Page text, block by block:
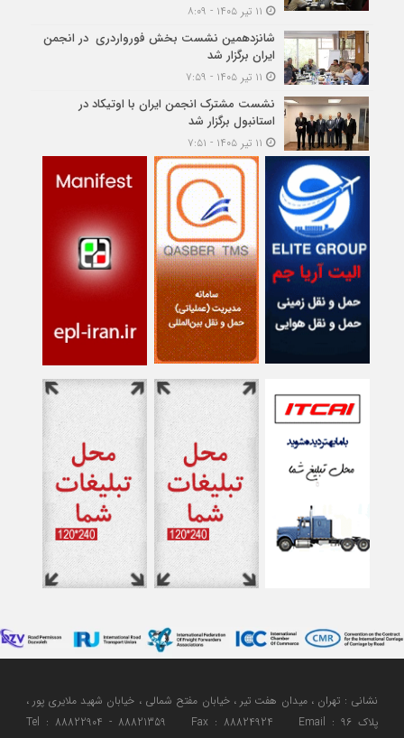
شانزدهمین نشست بخش فورواردری در انجمن
ایران برگزار شد
نشست مشترک انجمن ایران با اوتیکاد در
استانبول برگزار شد
نشانی : تهران ، میدان هفت تیر ، خیابان مفتح شمالی ، خیابان شهید ملایری پور ،
پلاک 96 Tel : 88822904 - 88821359 Fax : 88824924 Email :